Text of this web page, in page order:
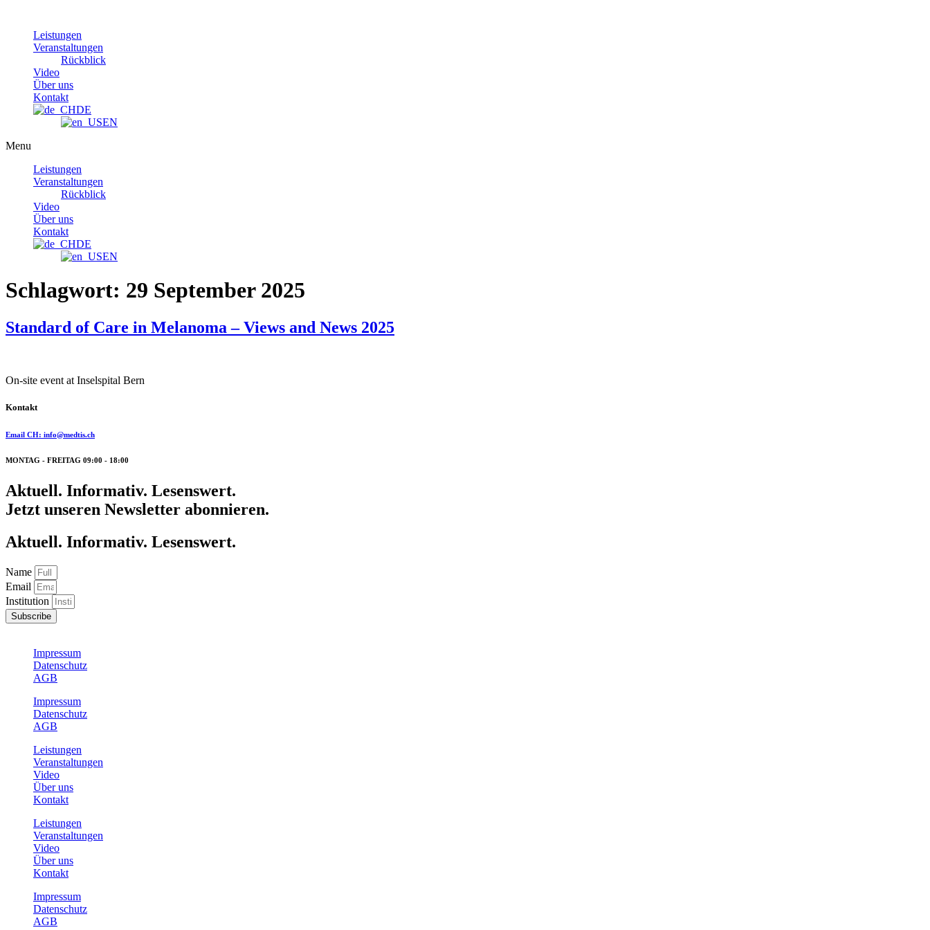
contentLeistungen
Veranstaltungen
Rückblick
Video
Über uns
Kontakt
DE
EN
Menu
Leistungen
Veranstaltungen
Rückblick
Video
Über uns
Kontakt
DE
EN
Schlagwort: 29 September 2025
Standard of Care in Melanoma – Views and News 2025
On-site event at Inselspital Bern
Kontakt
Email CH: info@medtis.ch
MONTAG - FREITAG 09:00 - 18:00
Aktuell. Informativ. Lesenswert.
Jetzt unseren Newsletter abonnieren.
Aktuell. Informativ. Lesenswert.
Name
Email
Institution
Subscribe
Impressum
Datenschutz
AGB
Impressum
Datenschutz
AGB
Leistungen
Veranstaltungen
Video
Über uns
Kontakt
Leistungen
Veranstaltungen
Video
Über uns
Kontakt
Impressum
Datenschutz
AGB